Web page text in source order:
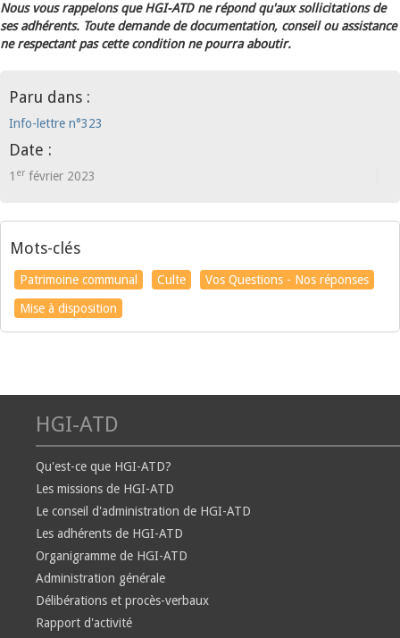
Nous vous rappelons que HGI-ATD ne répond qu'aux sollicitations de
ses adhérents. Toute demande de documentation, conseil ou assistance
ne respectant pas cette condition ne pourra aboutir.
Paru dans :
Info-lettre n°323
Date :
1 er février 2023
Mots-clés
Patrimoine communal Culte
Vos Questions - Nos réponses
Mise à disposition
HGI-ATD
Qu'est-ce que HGI-ATD?
Les missions de HGI-ATD
Le conseil d'administration de HGI-ATD
Les adhérents de HGI-ATD
Organigramme de HGI-ATD
Administration générale
Délibérations et procès-verbaux
Rapport d'activité